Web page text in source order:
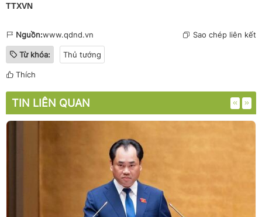
TTXVN
Nguồn:www.qdnd.vn Sao chép liên kết
Từ khóa: Thủ tướng
Thích
TIN LIÊN QUAN